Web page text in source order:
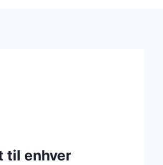
til enhver